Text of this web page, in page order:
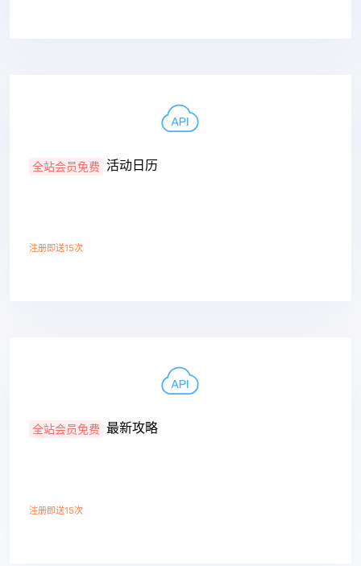
全站会员免费 活动日历
注册即送15次
全站会员免费 最新攻略
注册即送15次